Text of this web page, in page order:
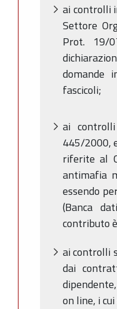
ai controlli
Settore
Prot. 19/
domande
fascicoli;
ai
445/2000,
riferite al
antimafia
essendo
(Banca
contributo
ai controlli
dai
on line, i